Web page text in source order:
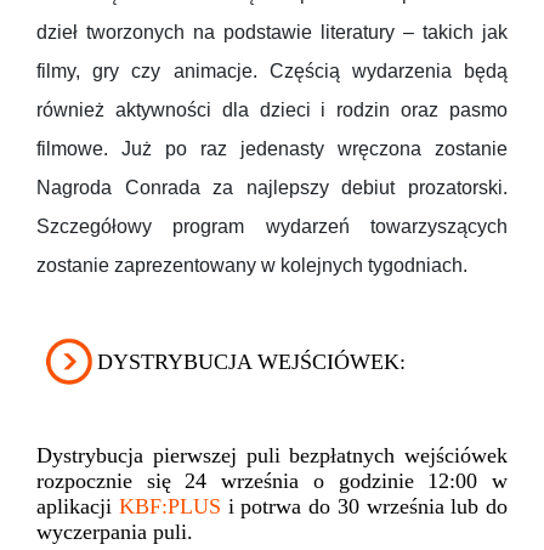
dzieł tworzonych na podstawie literatury – takich jak
filmy, gry czy animacje. Częścią wydarzenia będą
również aktywności dla dzieci i rodzin oraz pasmo
filmowe. Już po raz jedenasty wręczona zostanie
Nagroda Conrada za najlepszy debiut prozatorski.
Szczegółowy program wydarzeń towarzyszących
zostanie zaprezentowany w kolejnych tygodniach.
DYSTRYBUCJA WEJŚCIÓWEK:
Dystrybucja pierwszej puli bezpłatnych wejściówek
rozpocznie się 24 września o godzinie 12:00 w
aplikacji KBF:PLUS i potrwa do 30 września lub do
wyczerpania puli.